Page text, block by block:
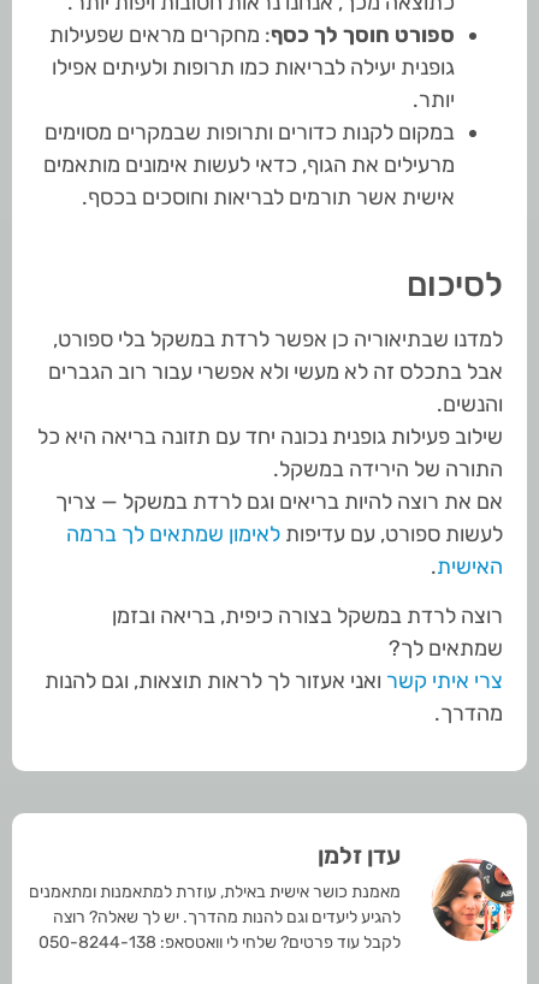
ספורט חוסך לך כסף: מחקרים מראים שפעילות
גופנית יעילה לבריאות כמו תרופות ולעיתים אפילו
יותר.
במקום לקנות כדורים ותרופות שבמקרים מסוימים
מרעילים את הגוף, כדאי לעשות אימונים מותאמים
אישית אשר תורמים לבריאות וחוסכים בכסף.
לסיכום
למדנו שבתיאוריה כן אפשר לרדת במשקל בלי ספורט,
אבל בתכלס זה לא מעשי ולא אפשרי עבור רוב הגברים
והנשים.
שילוב פעילות גופנית נכונה יחד עם תזונה בריאה היא כל
התורה של הירידה במשקל.
אם את רוצה להיות בריאים וגם לרדת במשקל — צריך
לעשות ספורט, עם עדיפות לאימון שמתאים לך ברמה
האישית.
רוצה לרדת במשקל בצורה כיפית, בריאה ובזמן
שמתאים לך?
צרי איתי קשר ואני אעזור לך לראות תוצאות, וגם להנות
מהדרך.
עדן זלמן
מאמנת כושר אישית באילת, עוזרת למתאמנות ומתאמנים
להגיע ליעדים וגם להנות מהדרך. יש לך שאלה? רוצה
לקבל עוד פרטים? שלחי לי וואטסאפ: 050-8244-138